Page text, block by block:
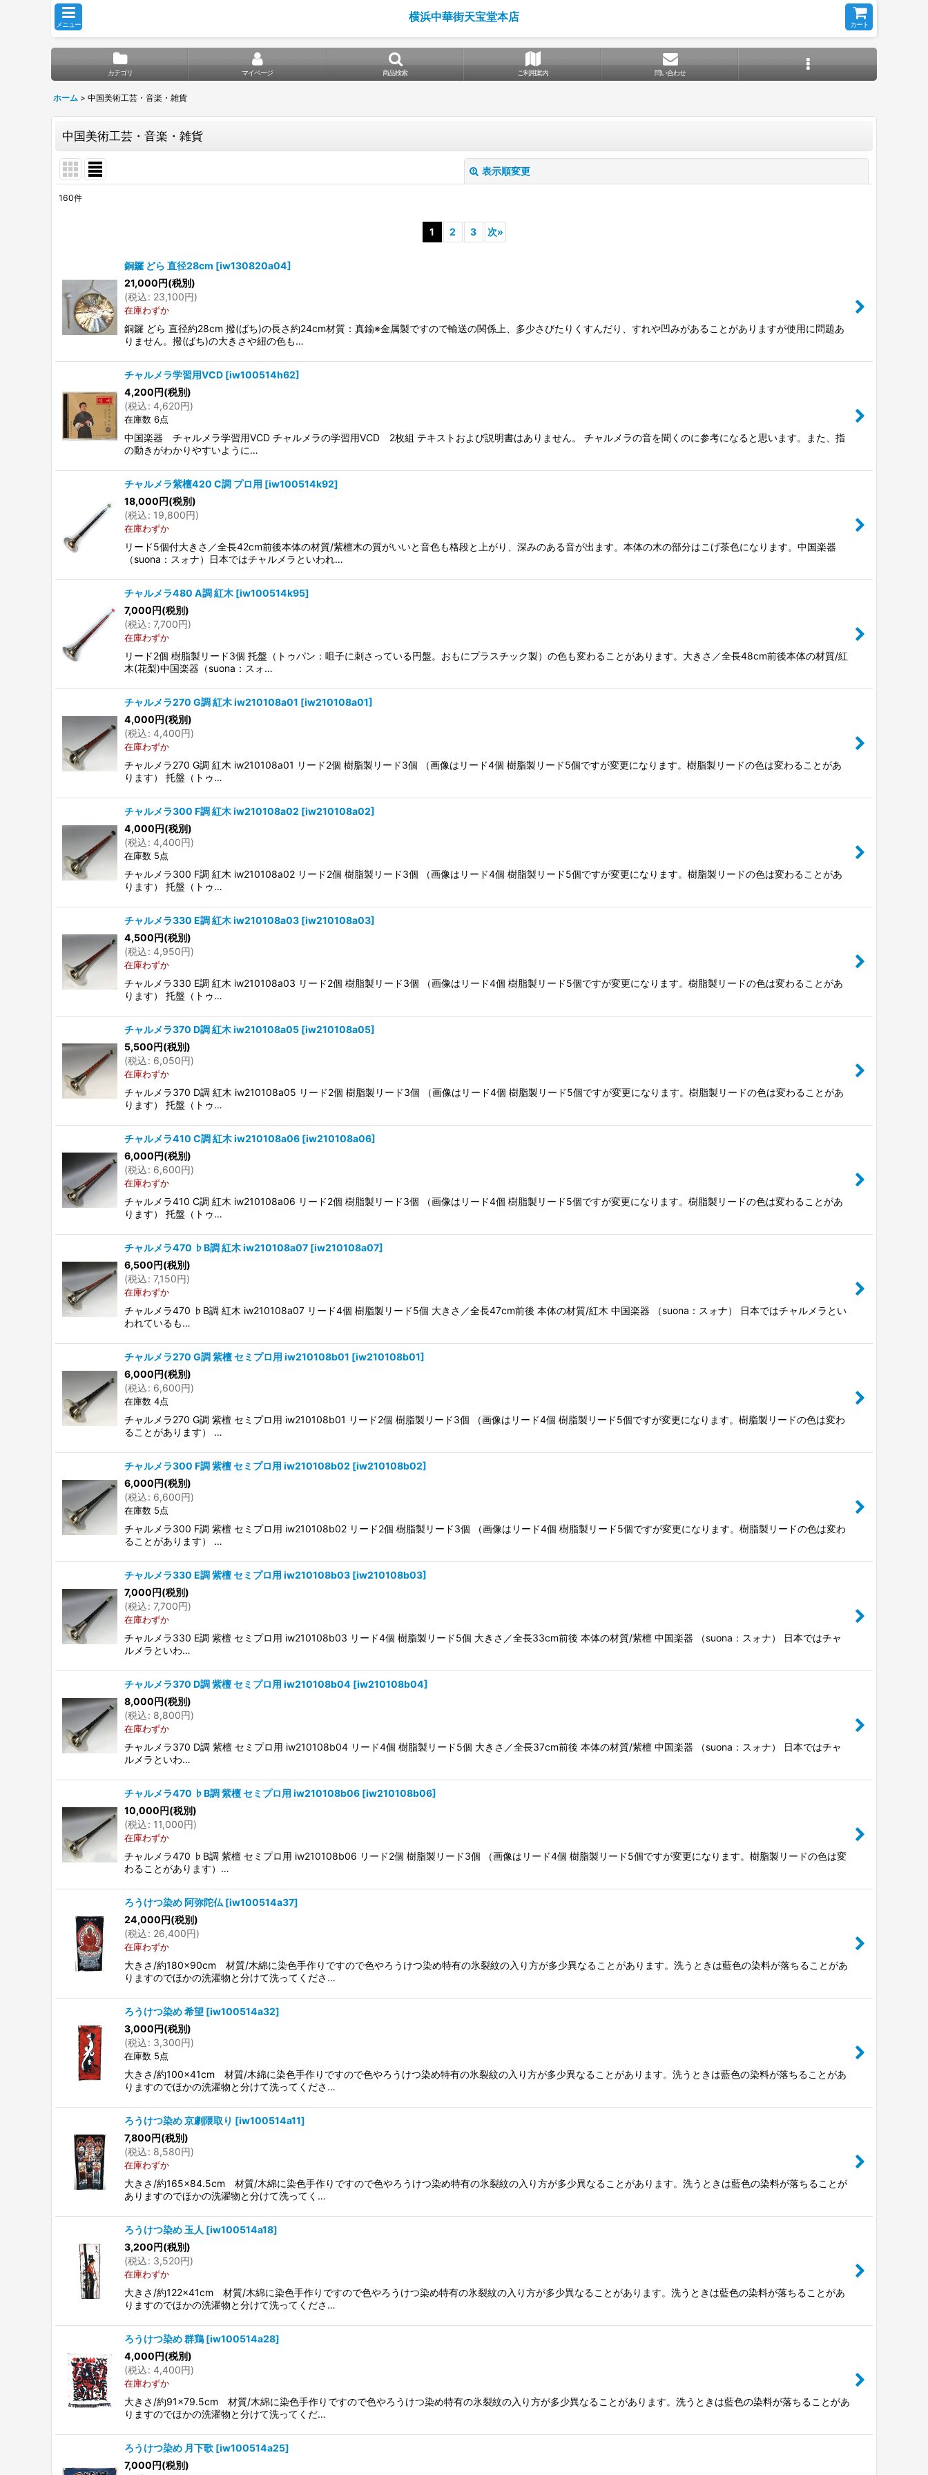
メニュー
横浜中華街天宝堂本店
カート
カテゴリ マイページ 商品検索 ご利用案内 問い合わせ
ホーム > 中国美術工芸・音楽・雑貨
中国美術工芸・音楽・雑貨
表示順変更
並び順
絞り込む
160件
1 2 3 次»
銅鑼 どら 直径28cm [iw130820a04]
21,000円(税別)
(税込: 23,100円)
在庫わずか
銅鑼 どら 直径約28cm 撥(ばち)の長さ約24cm材質：真鍮※金属製ですので輸送の関係上、多少さびたりくすんだり、すれや凹みがあることがありますが使用に問題あ
りません。撥(ばち)の大きさや紐の色も…
チャルメラ学習用VCD [iw100514h62]
4,200円(税別)
(税込: 4,620円)
在庫数 6点
中国楽器 チャルメラ学習用VCD チャルメラの学習用VCD 2枚組 テキストおよび説明書はありません。 チャルメラの音を聞くのに参考になると思います。また、指
の動きがわかりやすいように…
チャルメラ紫檀420 C調 プロ用 [iw100514k92]
18,000円(税別)
(税込: 19,800円)
在庫わずか
リード5個付大きさ／全長42cm前後本体の材質/紫檀木の質がいいと音色も格段と上がり、深みのある音が出ます。本体の木の部分はこげ茶色になります。中国楽器
（suona：スォナ）日本ではチャルメラといわれ…
チャルメラ480 A調 紅木 [iw100514k95]
7,000円(税別)
(税込: 7,700円)
在庫わずか
リード2個 樹脂製リード3個 托盤（トゥパン：咀子に刺さっている円盤。おもにプラスチック製）の色も変わることがあります。大きさ／全長48cm前後本体の材質/紅
木(花梨)中国楽器（suona：スォ…
チャルメラ270 G調 紅木 iw210108a01 [iw210108a01]
4,000円(税別)
(税込: 4,400円)
在庫わずか
チャルメラ270 G調 紅木 iw210108a01 リード2個 樹脂製リード3個 （画像はリード4個 樹脂製リード5個ですが変更になります。樹脂製リードの色は変わることがあ
ります） 托盤（トゥ…
チャルメラ300 F調 紅木 iw210108a02 [iw210108a02]
4,000円(税別)
(税込: 4,400円)
在庫数 5点
チャルメラ300 F調 紅木 iw210108a02 リード2個 樹脂製リード3個 （画像はリード4個 樹脂製リード5個ですが変更になります。樹脂製リードの色は変わることがあ
ります） 托盤（トゥ…
チャルメラ330 E調 紅木 iw210108a03 [iw210108a03]
4,500円(税別)
(税込: 4,950円)
在庫わずか
チャルメラ330 E調 紅木 iw210108a03 リード2個 樹脂製リード3個 （画像はリード4個 樹脂製リード5個ですが変更になります。樹脂製リードの色は変わることがあ
ります） 托盤（トゥ…
チャルメラ370 D調 紅木 iw210108a05 [iw210108a05]
5,500円(税別)
(税込: 6,050円)
在庫わずか
チャルメラ370 D調 紅木 iw210108a05 リード2個 樹脂製リード3個 （画像はリード4個 樹脂製リード5個ですが変更になります。樹脂製リードの色は変わることがあ
ります） 托盤（トゥ…
チャルメラ410 C調 紅木 iw210108a06 [iw210108a06]
6,000円(税別)
(税込: 6,600円)
在庫わずか
チャルメラ410 C調 紅木 iw210108a06 リード2個 樹脂製リード3個 （画像はリード4個 樹脂製リード5個ですが変更になります。樹脂製リードの色は変わることがあ
ります） 托盤（トゥ…
チャルメラ470 ♭B調 紅木 iw210108a07 [iw210108a07]
6,500円(税別)
(税込: 7,150円)
在庫わずか
チャルメラ470 ♭B調 紅木 iw210108a07 リード4個 樹脂製リード5個 大きさ／全長47cm前後 本体の材質/紅木 中国楽器 （suona：スォナ） 日本ではチャルメラとい
われているも…
チャルメラ270 G調 紫檀 セミプロ用 iw210108b01 [iw210108b01]
6,000円(税別)
(税込: 6,600円)
在庫数 4点
チャルメラ270 G調 紫檀 セミプロ用 iw210108b01 リード2個 樹脂製リード3個 （画像はリード4個 樹脂製リード5個ですが変更になります。樹脂製リードの色は変わ
ることがあります） …
チャルメラ300 F調 紫檀 セミプロ用 iw210108b02 [iw210108b02]
6,000円(税別)
(税込: 6,600円)
在庫数 5点
チャルメラ300 F調 紫檀 セミプロ用 iw210108b02 リード2個 樹脂製リード3個 （画像はリード4個 樹脂製リード5個ですが変更になります。樹脂製リードの色は変わ
ることがあります） …
チャルメラ330 E調 紫檀 セミプロ用 iw210108b03 [iw210108b03]
7,000円(税別)
(税込: 7,700円)
在庫わずか
チャルメラ330 E調 紫檀 セミプロ用 iw210108b03 リード4個 樹脂製リード5個 大きさ／全長33cm前後 本体の材質/紫檀 中国楽器 （suona：スォナ） 日本ではチャ
ルメラといわ…
チャルメラ370 D調 紫檀 セミプロ用 iw210108b04 [iw210108b04]
8,000円(税別)
(税込: 8,800円)
在庫わずか
チャルメラ370 D調 紫檀 セミプロ用 iw210108b04 リード4個 樹脂製リード5個 大きさ／全長37cm前後 本体の材質/紫檀 中国楽器 （suona：スォナ） 日本ではチャ
ルメラといわ…
チャルメラ470 ♭B調 紫檀 セミプロ用 iw210108b06 [iw210108b06]
10,000円(税別)
(税込: 11,000円)
在庫わずか
チャルメラ470 ♭B調 紫檀 セミプロ用 iw210108b06 リード2個 樹脂製リード3個 （画像はリード4個 樹脂製リード5個ですが変更になります。樹脂製リードの色は変
わることがあります）…
ろうけつ染め 阿弥陀仏 [iw100514a37]
24,000円(税別)
(税込: 26,400円)
在庫わずか
大きさ/約180×90cm 材質/木綿に染色手作りですので色やろうけつ染め特有の氷裂紋の入り方が多少異なることがあります。洗うときは藍色の染料が落ちることがあ
りますのでほかの洗濯物と分けて洗ってくださ…
ろうけつ染め 希望 [iw100514a32]
3,000円(税別)
(税込: 3,300円)
在庫数 5点
大きさ/約100×41cm 材質/木綿に染色手作りですので色やろうけつ染め特有の氷裂紋の入り方が多少異なることがあります。洗うときは藍色の染料が落ちることがあ
りますのでほかの洗濯物と分けて洗ってくださ…
ろうけつ染め 京劇隈取り [iw100514a11]
7,800円(税別)
(税込: 8,580円)
在庫わずか
大きさ/約165×84.5cm 材質/木綿に染色手作りですので色やろうけつ染め特有の氷裂紋の入り方が多少異なることがあります。洗うときは藍色の染料が落ちることが
ありますのでほかの洗濯物と分けて洗ってく…
ろうけつ染め 玉人 [iw100514a18]
3,200円(税別)
(税込: 3,520円)
在庫わずか
大きさ/約122×41cm 材質/木綿に染色手作りですので色やろうけつ染め特有の氷裂紋の入り方が多少異なることがあります。洗うときは藍色の染料が落ちることがあ
りますのでほかの洗濯物と分けて洗ってくださ…
ろうけつ染め 群鶏 [iw100514a28]
4,000円(税別)
(税込: 4,400円)
在庫わずか
大きさ/約91×79.5cm 材質/木綿に染色手作りですので色やろうけつ染め特有の氷裂紋の入り方が多少異なることがあります。洗うときは藍色の染料が落ちることがあ
りますのでほかの洗濯物と分けて洗ってくだ…
ろうけつ染め 月下歌 [iw100514a25]
7,000円(税別)